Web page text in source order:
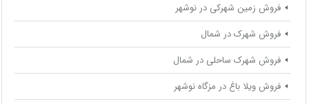
فروش زمین شهرکی در نوشهر
فروش شهرک در شمال
فروش شهرک ساحلی در شمال
فروش ویلا باغ در مزگاه نوشهر